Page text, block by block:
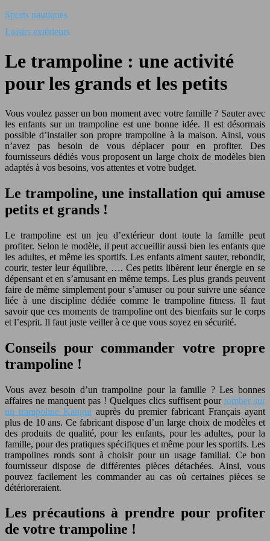
Sports nautiques
Loisirs extérieurs
Le trampoline : une activité
pour les grands et les petits
Vous voulez passer un bon moment avec votre famille ? Sauter avec
les enfants sur un trampoline est une bonne idée. Il est désormais
possible d’installer son propre trampoline à la maison. Ainsi, vous
n’avez pas besoin de vous déplacer pour en profiter. Des
fournisseurs dédiés vous proposent un large choix de modèles bien
adaptés à vos besoins, vos attentes et votre budget.
Le trampoline, une installation qui amuse
petits et grands !
Le trampoline est un jeu d’extérieur dont toute la famille peut
profiter. Selon le modèle, il peut accueillir aussi bien les enfants que
les adultes, et même les sportifs. Les enfants aiment sauter, rebondir,
courir, tester leur équilibre, …. Ces petits libèrent leur énergie en se
dépensant et en s’amusant en même temps. Les plus grands peuvent
faire de même simplement pour s’amuser ou pour suivre une séance
liée à une discipline dédiée comme le trampoline fitness. Il faut
savoir que ces moments de trampoline ont des bienfaits sur le corps
et l’esprit. Il faut juste veiller à ce que vous soyez en sécurité.
Conseils pour commander votre propre
trampoline !
Vous avez besoin d’un trampoline pour la famille ? Les bonnes
affaires ne manquent pas ! Quelques clics suffisent pour tomber sur
un trampoline Kangui auprès du premier fabricant Français ayant
plus de 10 ans. Ce fabricant dispose d’un large choix de modèles et
des produits de qualité, pour les enfants, pour les adultes, pour la
famille, pour des pratiques spécifiques et même pour les sportifs. Les
trampolines ronds sont à choisir pour un usage familial. Ce bon
fournisseur dispose de différentes pièces détachées. Ainsi, vous
pouvez facilement les commander au cas où certaines pièces se
détérioreraient.
Les précautions à prendre pour profiter
de votre trampoline !